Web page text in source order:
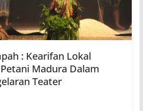
: Kearifan Lokal
Madura Dalam
Teater